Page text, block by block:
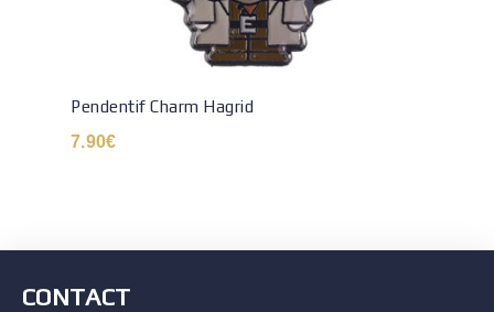
Pendentif Charm Hagrid
7.90€
CONTACT